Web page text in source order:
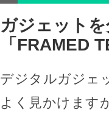
ガジェット
「FRAMED
デジタルガジェ
よく見かけます